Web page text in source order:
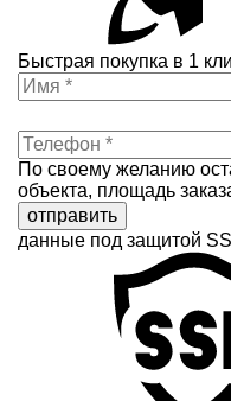
Быстрая покупка в 1
По своему желанию
объекта, площадь
отправить
данные под защитой